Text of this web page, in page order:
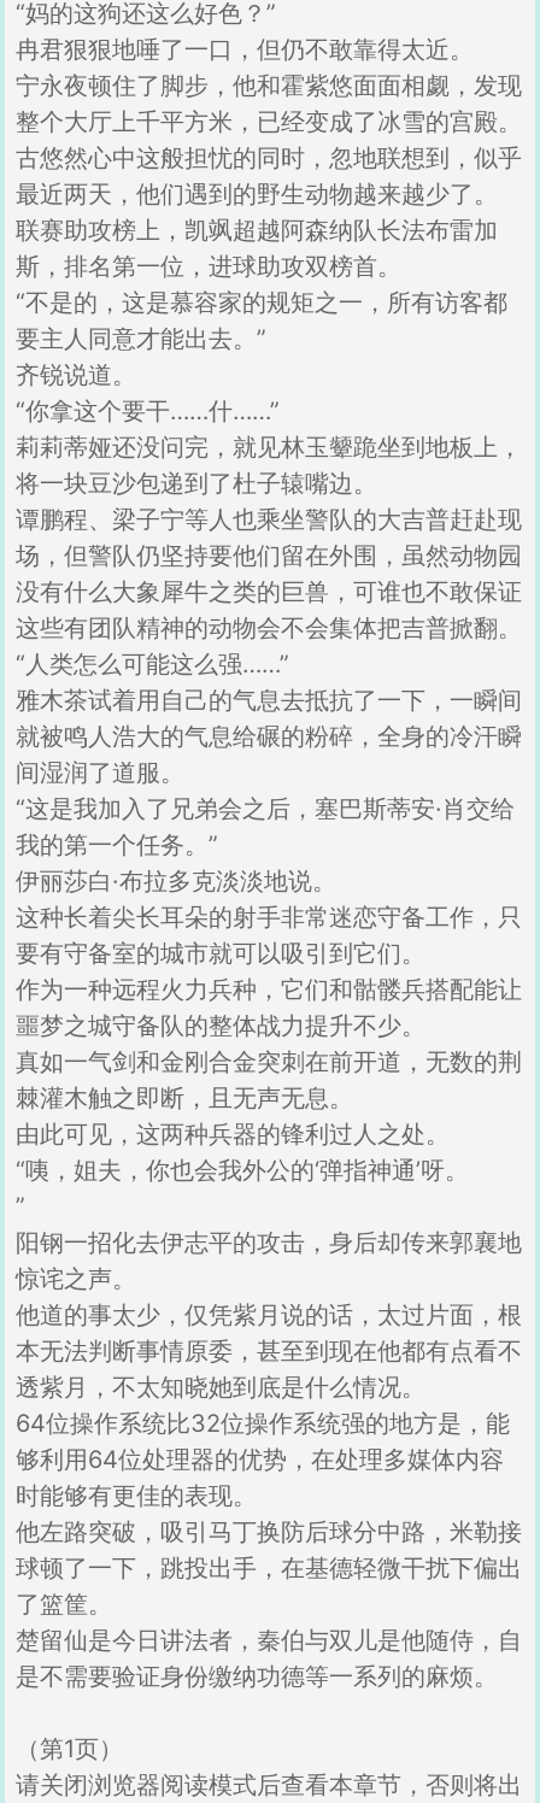
“妈的这狗还这么好色？”
冉君狠狠地唾了一口，但仍不敢靠得太近。
宁永夜顿住了脚步，他和霍紫悠面面相觑，发现
整个大厅上千平方米，已经变成了冰雪的宫殿。
古悠然心中这般担忧的同时，忽地联想到，似乎
最近两天，他们遇到的野生动物越来越少了。
联赛助攻榜上，凯飒超越阿森纳队长法布雷加
斯，排名第一位，进球助攻双榜首。
“不是的，这是慕容家的规矩之一，所有访客都
要主人同意才能出去。”
齐锐说道。
“你拿这个要干……什……”
莉莉蒂娅还没问完，就见林玉颦跪坐到地板上，
将一块豆沙包递到了杜子辕嘴边。
谭鹏程、梁子宁等人也乘坐警队的大吉普赶赴现
场，但警队仍坚持要他们留在外围，虽然动物园
没有什么大象犀牛之类的巨兽，可谁也不敢保证
这些有团队精神的动物会不会集体把吉普掀翻。
“人类怎么可能这么强……”
雅木茶试着用自己的气息去抵抗了一下，一瞬间
就被鸣人浩大的气息给碾的粉碎，全身的冷汗瞬
间湿润了道服。
“这是我加入了兄弟会之后，塞巴斯蒂安·肖交给
我的第一个任务。”
伊丽莎白·布拉多克淡淡地说。
这种长着尖长耳朵的射手非常迷恋守备工作，只
要有守备室的城市就可以吸引到它们。
作为一种远程火力兵种，它们和骷髅兵搭配能让
噩梦之城守备队的整体战力提升不少。
真如一气剑和金刚合金突刺在前开道，无数的荆
棘灌木触之即断，且无声无息。
由此可见，这两种兵器的锋利过人之处。
“咦，姐夫，你也会我外公的‘弹指神通’呀。
”
阳钢一招化去伊志平的攻击，身后却传来郭襄地
惊诧之声。
他道的事太少，仅凭紫月说的话，太过片面，根
本无法判断事情原委，甚至到现在他都有点看不
透紫月，不太知晓她到底是什么情况。
64位操作系统比32位操作系统强的地方是，能
够利用64位处理器的优势，在处理多媒体内容
时能够有更佳的表现。
他左路突破，吸引马丁换防后球分中路，米勒接
球顿了一下，跳投出手，在基德轻微干扰下偏出
了篮筐。
楚留仙是今日讲法者，秦伯与双儿是他随侍，自
是不需要验证身份缴纳功德等一系列的麻烦。
（第1页）
请关闭浏览器阅读模式后查看本章节，否则将出